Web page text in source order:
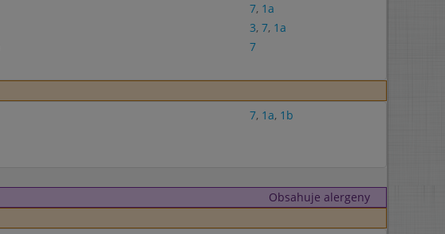
7, 1a
3, 7, 1a
7
7, 1a, 1b
Obsahuje alergeny